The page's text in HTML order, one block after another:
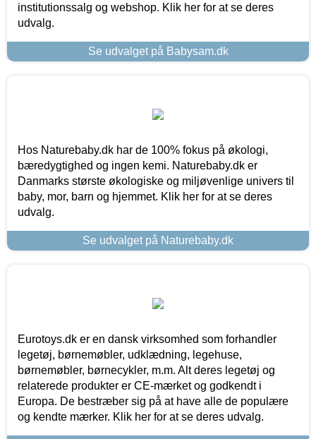
institutionssalg og webshop. Klik her for at se deres
udvalg.
Se udvalget på Babysam.dk
Hos Naturebaby.dk har de 100% fokus på økologi,
bæredygtighed og ingen kemi. Naturebaby.dk er
Danmarks største økologiske og miljøvenlige univers til
baby, mor, barn og hjemmet. Klik her for at se deres
udvalg.
Se udvalget på Naturebaby.dk
Eurotoys.dk er en dansk virksomhed som forhandler
legetøj, børnemøbler, udklædning, legehuse,
børnemøbler, børnecykler, m.m. Alt deres legetøj og
relaterede produkter er CE-mærket og godkendt i
Europa. De bestræber sig på at have alle de populære
og kendte mærker. Klik her for at se deres udvalg.